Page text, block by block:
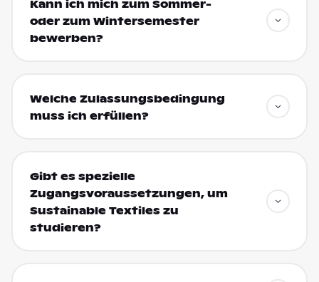
Kann ich mich zum Sommer-
oder zum Wintersemester
bewerben?
Welche Zulassungsbedingung
muss ich erfüllen?
Gibt es spezielle
Zugangsvoraussetzungen, um
Sustainable Textiles zu
studieren?